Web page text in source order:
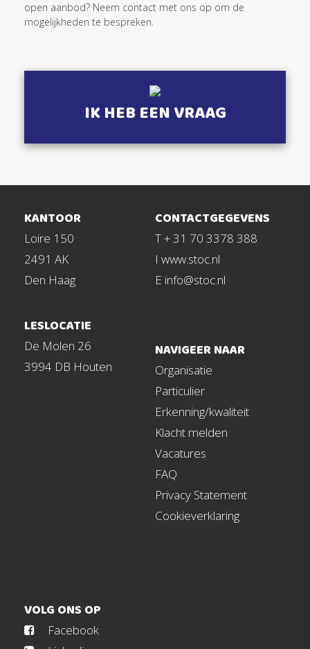
open aanbod? Neem contact met ons op om de
mogelijkheden te bespreken.
IK HEB EEN VRAAG
KANTOOR
Loire 150
2491 AK
Den Haag
LESLOCATIE
De Molen 26
3994 DB Houten
CONTACTGEGEVENS
T + 31 70 3378 388
I www.stoc.nl
E info@stoc.nl
NAVIGEER NAAR
Organisatie
Particulier
Erkenning/kwaliteit
Klacht melden
Vacatures
FAQ
Privacy Statement
Cookieverklaring
VOLG ONS OP
Facebook